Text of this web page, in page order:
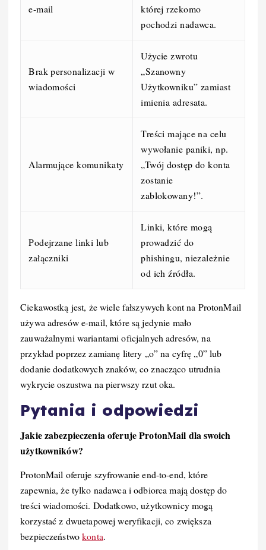
e-mail
której rzekomo
pochodzi nadawca.
Brak personalizacji w
wiadomości
Użycie zwrotu
„Szanowny
Użytkowniku” zamiast
imienia adresata.
Alarmujące komunikaty
Treści mające na celu
wywołanie paniki, np.
„Twój dostęp do konta
zostanie
zablokowany!”.
Podejrzane linki lub
załączniki
Linki, które mogą
prowadzić do
phishingu, niezależnie
od ich źródła.
Ciekawostką jest, że wiele fałszywych kont na ProtonMail
używa adresów e-mail, które są jedynie mało
zauważalnymi wariantami oficjalnych adresów, na
przykład poprzez zamianę litery „o” na cyfrę „0” lub
dodanie dodatkowych znaków, co znacząco utrudnia
wykrycie oszustwa na pierwszy rzut oka.
Pytania i odpowiedzi
Jakie zabezpieczenia oferuje ProtonMail dla swoich
użytkowników?
ProtonMail oferuje szyfrowanie end-to-end, które
zapewnia, że tylko nadawca i odbiorca mają dostęp do
treści wiadomości. Dodatkowo, użytkownicy mogą
korzystać z dwuetapowej weryfikacji, co zwiększa
bezpieczeństwokonta.